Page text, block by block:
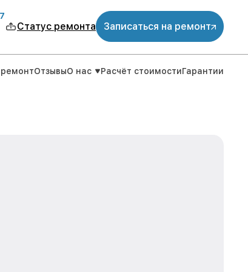
Статус ремонта Записаться на ремонт
ОтзывыО нас Расчёт стоимостиГарантии